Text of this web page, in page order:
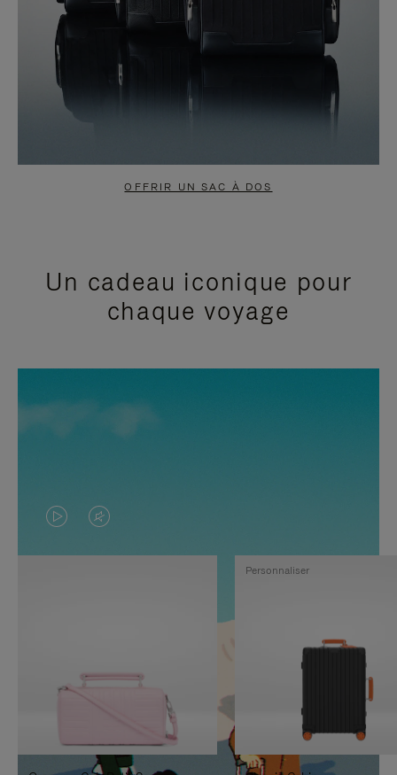
OFFRIR UN SAC À DOS
Un cadeau iconique pour
chaque voyage
LA
VIDÉO
PAUSE,
APPUYEZ
SUR
LE
SON
DÉSACTIVÉ.
VEUILLEZ
Personnaliser